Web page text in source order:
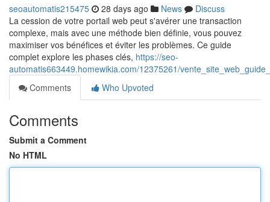
seoautomatis215475 28 days ago News
Discuss
La cession de votre portail web peut s'avérer une transaction
complexe, mais avec une méthode bien définie, vous pouvez
maximiser vos bénéfices et éviter les problèmes. Ce guide
complet explore les phases clés, https://seo-
automatis663449.homewikia.com/12375261/
Comments
Who Upvoted
Comments
Submit a Comment
No HTML